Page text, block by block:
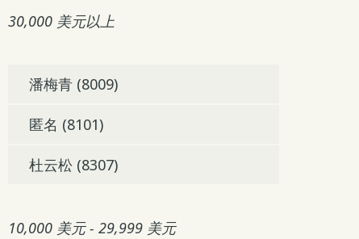
30,000 美元以上
潘梅青 (8009)
匿名 (8101)
杜云松 (8307)
10,000 美元 - 29,999 美元